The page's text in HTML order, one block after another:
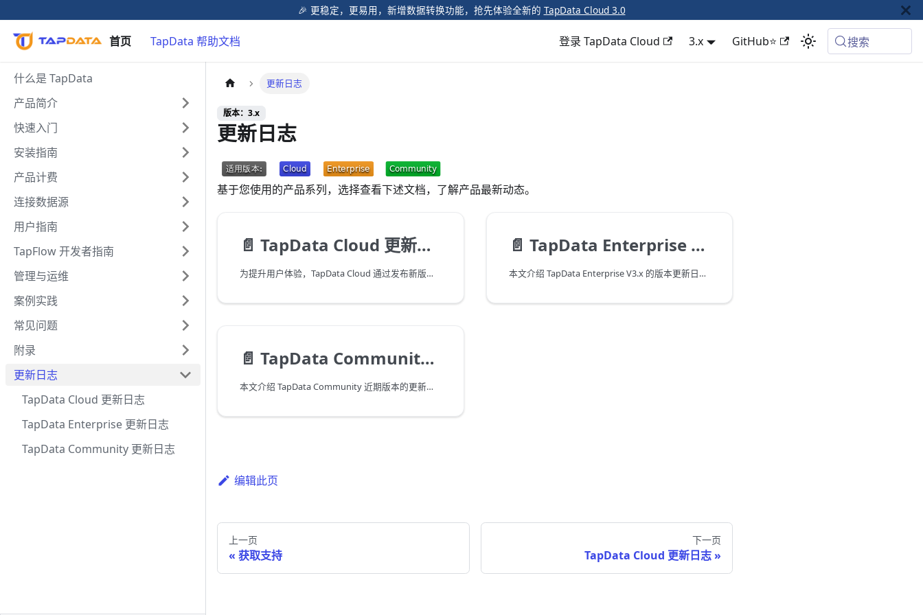
🎉️ 更稳定，更易用，新增数据转换功能，抢先体验全新的 TapData Cloud 3.0
首页 TapData 帮助文档 登录 TapData Cloud 3.x GitHub⭐ 搜索
什么是 TapData
产品简介
快速入门
安装指南
产品计费
连接数据源
用户指南
TapFlow 开发者指南
管理与运维
案例实践
常见问题
附录
更新日志
TapData Cloud 更新日志
TapData Enterprise 更新日志
TapData Community 更新日志
更新日志
版本：3.x
更新日志
基于您使用的产品系列，选择查看下述文档，了解产品最新动态。
📄️ TapData Cloud 更新日志
为提升用户体验，TapData Cloud 通过发布新版本的方式丰富/优化产品功能、修复已知缺陷。本文介绍 TapData Cloud 的更新日志，帮助您更好地掌握新功能特性。
📄️ TapData Enterprise 更新日志
本文介绍 TapData Enterprise V3.x 的版本更新日志，早期版本请参见 V2.x 版本更新日志。
📄️ TapData Community 更新日志
本文介绍 TapData Community 近期版本的更新日志，更多早期版本，请参见 GitHub Release 页面。
编辑此页
上一页
获取支持
下一页
TapData Cloud 更新日志